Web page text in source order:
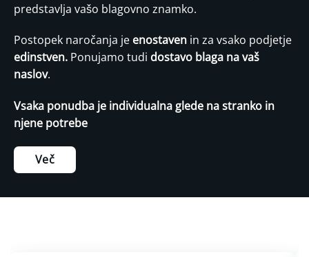
predstavlja vašo blagovno znamko.
Postopek naročanja je enostaven in za vsako podjetje
edinstven. Ponujamo tudi dostavo blaga na vaš
naslov.
Vsaka ponudba je individualna glede na stranko in
njene potrebe
Več